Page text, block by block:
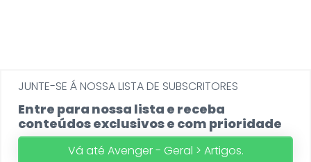
JUNTE-SE Á NOSSA LISTA DE SUBSCRITORES
Entre para nossa lista e receba
conteúdos exclusivos e com prioridade
Vá até Avenger - Geral > Artigos.